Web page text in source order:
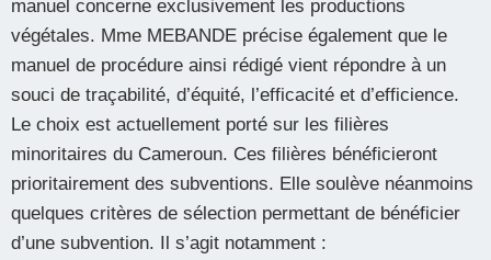
manuel concerne exclusivement les productions
végétales. Mme MEBANDE précise également que le
manuel de procédure ainsi rédigé vient répondre à un
souci de traçabilité, d’équité, l’efficacité et d’efficience.
Le choix est actuellement porté sur les filières
minoritaires du Cameroun. Ces filières bénéficieront
prioritairement des subventions. Elle soulève néanmoins
quelques critères de sélection permettant de bénéficier
d’une subvention. Il s’agit notamment :